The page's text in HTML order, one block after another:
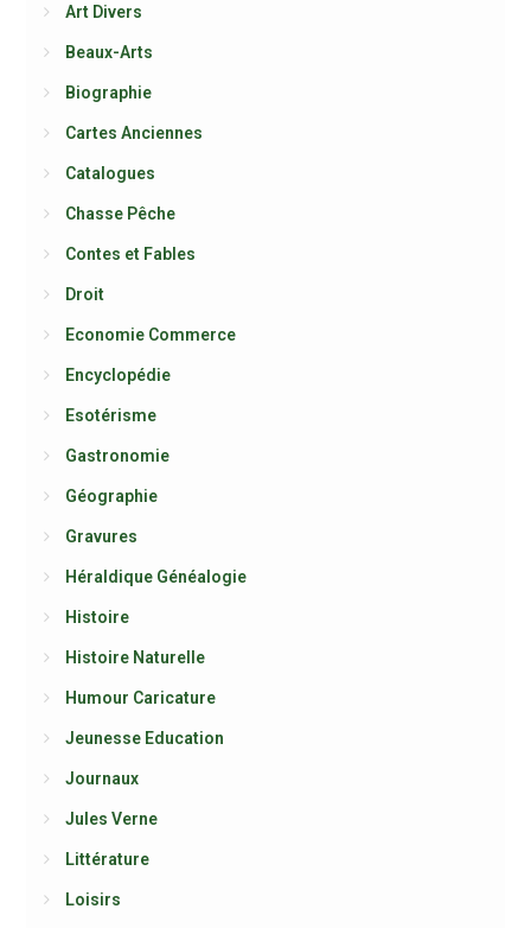
Art Divers
Beaux-Arts
Biographie
Cartes Anciennes
Catalogues
Chasse Pêche
Contes et Fables
Droit
Economie Commerce
Encyclopédie
Esotérisme
Gastronomie
Géographie
Gravures
Héraldique Généalogie
Histoire
Histoire Naturelle
Humour Caricature
Jeunesse Education
Journaux
Jules Verne
Littérature
Loisirs